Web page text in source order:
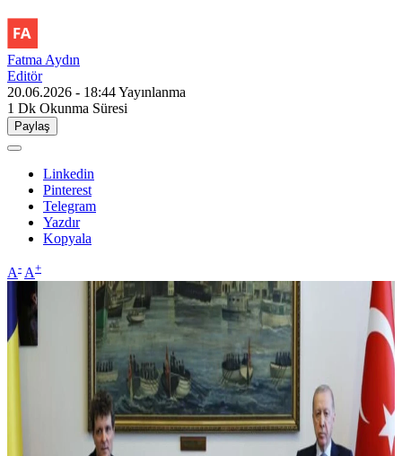
Fatma Aydın
Editör
20.06.2026 - 18:44Yayınlanma
1 Dk Okunma Süresi
Paylaş
Linkedin
Pinterest
Telegram
Yazdır
Kopyala
A- A+